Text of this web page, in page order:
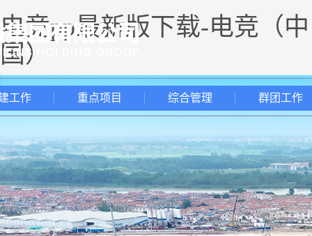
电竞pp最新版下载-电竞（中
国）
工作 重点项目 综合管理 群团工作